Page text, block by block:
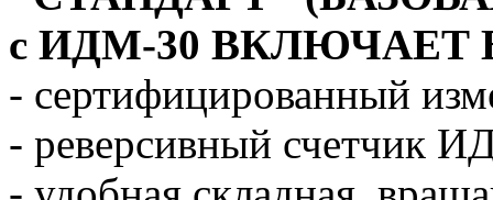
с ИДМ-30 ВКЛЮЧАЕТ
- сертифицированный
- реверсивный счетчик